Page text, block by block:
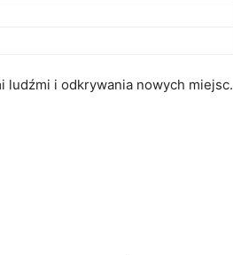
ludźmi i odkrywania nowych miejsc.